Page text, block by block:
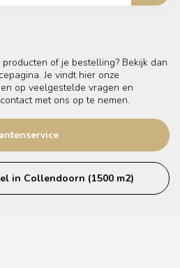
of je bestelling? Bekijk dan
Je vindt hier onze
op veelgestelde vragen en
met ons op te nemen.
in Collendoorn (1500 m2)